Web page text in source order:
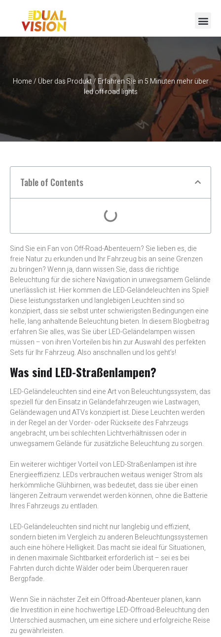
Home/ Über das Produkt/ Erfahren Sie in 5 Minuten mehr über
led off road lights
BLOG
Table of Contents
Sind Sie ein Fan von Off-Road-Abenteuern? Sie lieben es, die
freie Natur zu erkunden und Ihr Fahrzeug bis an seine Grenzen
zu bringen? Wenn ja, dann wissen Sie, dass die richtige
Beleuchtung für die sichere Navigation in unwegsamem Gelände
unerlässlich ist. Hier kommen die LED-Geländeleuchten ins Spiel!
Diese leistungsstarken und langlebigen Leuchten sind so
konzipiert, dass sie selbst unter schwierigsten Bedingungen eine
helle, lang anhaltende Beleuchtung bieten. In diesem Blogbeitrag
erfahren Sie alles, was Sie über LED-Geländelampen wissen
müssen – von ihren Vorteilen bis hin zur Auswahl des perfekten
Sets für Ihr Fahrzeug. Also anschnallen und los geht’s!
Was sind LED-Straßenlampen?
LED-Geländeleuchten sind eine Art von Beleuchtungssystem, das
speziell für den Einsatz in Geländefahrzeugen wie Lastwagen,
Geländewagen und ATVs konzipiert ist. Diese Leuchten werden
in der Regel an der Vorder- oder Rückseite des Fahrzeugs
angebracht, um bei schlechten Lichtverhältnissen oder in
unwegsamem Gelände für zusätzliche Beleuchtung zu sorgen.
Ein weiterer wichtiger Vorteil von LED-Straßenlampen ist ihre
Energieeffizienz. LEDs verbrauchen weitaus weniger Strom als
herkömmliche Glühbirnen, was bedeutet, dass sie über einen
längeren Zeitraum verwendet werden können, ohne die Batterie
Ihres Fahrzeugs zu entladen.
LED-Geländeleuchten sind nicht nur langlebig und effizient,
sondern bieten im Vergleich zu anderen Beleuchtungssystemen
auch eine höhere Helligkeit. Das macht sie ideal für Situationen,
in denen maximale Sichtbarkeit erforderlich ist – sei es bei
Fahrten durch dichte Wälder oder beim Überqueren rauer
Bergpfade.
Wenn Sie in nächster Zeit ein Offroad-Abenteuer planen, kann
die Investition in eine hochwertige LED-Offroad-Beleuchtung den
Unterschied ausmachen, um eine sichere und erfolgreiche Reise
zu gewährleisten.